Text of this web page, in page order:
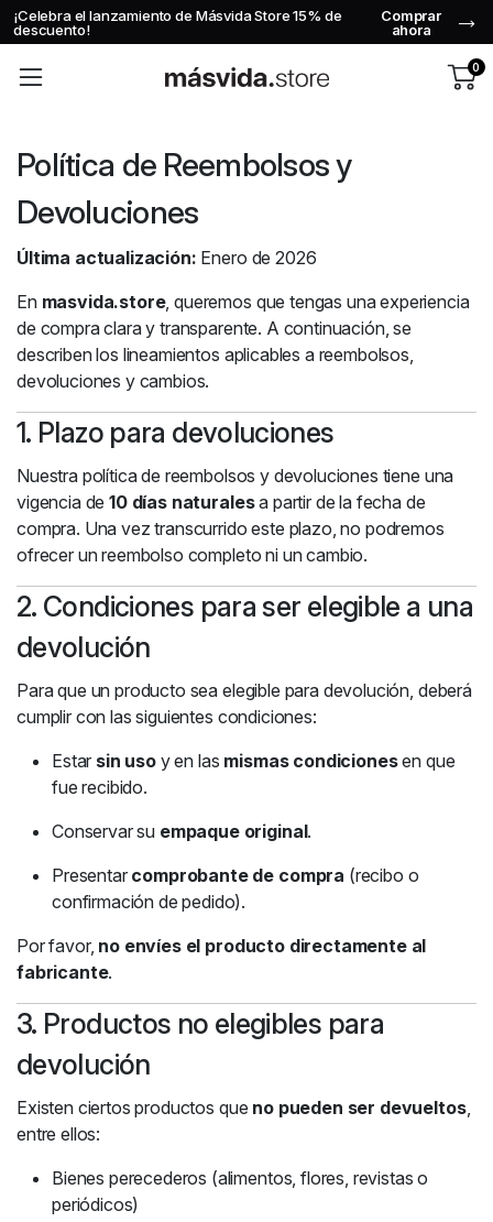
de Másvida Store 15% de
Comprar
Usa el código
0
Política de Reembolsos y
Devoluciones
Última actualización: Enero de 2026
En masvida.store, queremos que tengas una experiencia
de compra clara y transparente. A continuación, se
describen los lineamientos aplicables a reembolsos,
devoluciones y cambios.
1. Plazo para devoluciones
Nuestra política de reembolsos y devoluciones tiene una
vigencia de10 días naturalesa partir de la fecha de
compra. Una vez transcurrido este plazo, no podremos
ofrecer un reembolso completo ni un cambio.
2. Condiciones para ser elegible a una
devolución
Para que un producto sea elegible para devolución, deberá
cumplir con las siguientes condiciones:
Estar sin usoy en las mismas condicionesen que
fue recibido.
Conservar su empaque original.
Presentar comprobante de compra (recibo o
confirmación de pedido).
Por favor, no envíes el producto directamente al
fabricante.
3. Productos no elegibles para
devolución
Existen ciertos productos que no pueden ser devueltos,
entre ellos:
Bienes perecederos (alimentos, flores, revistas o
periódicos)